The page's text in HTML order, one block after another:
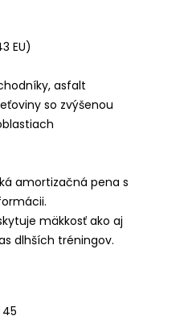
EU)
asfalt
so zvýšenou
amortizačná pena s
mäkkosť ako aj
dlhších tréningov.